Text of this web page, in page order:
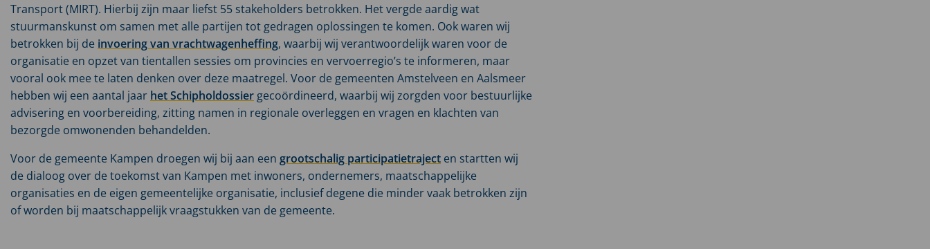
Transport (MIRT). Hierbij zijn maar liefst 55 stakeholders betrokken. Het vergde aardig wat
stuurmanskunst om samen met alle partijen tot gedragen oplossingen te komen. Ook waren wij
betrokken bij de invoering van vrachtwagenheffing, waarbij wij verantwoordelijk waren voor de
organisatie en opzet van tientallen sessies om provincies en vervoerregio’s te informeren, maar
vooral ook mee te laten denken over deze maatregel. Voor de gemeenten Amstelveen en Aalsmeer
hebben wij een aantal jaar het Schipholdossier gecoördineerd, waarbij wij zorgden voor bestuurlijke
advisering en voorbereiding, zitting namen in regionale overleggen en vragen en klachten van
bezorgde omwonenden behandelden.
Voor de gemeente Kampen droegen wij bij aan een grootschalig participatietraject en startten wij
de dialoog over de toekomst van Kampen met inwoners, ondernemers, maatschappelijke
organisaties en de eigen gemeentelijke organisatie, inclusief degene die minder vaak betrokken zijn
of worden bij maatschappelijk vraagstukken van de gemeente.